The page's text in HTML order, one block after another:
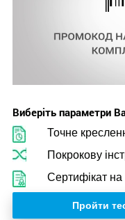
Виберіть параметри
Точне
Покрокову
Сертифікат на
Пройти